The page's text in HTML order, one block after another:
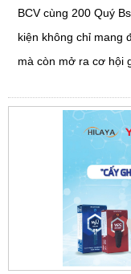
BCV cùng 200 Quý
kiện không chỉ mang
mà còn mở ra cơ hội